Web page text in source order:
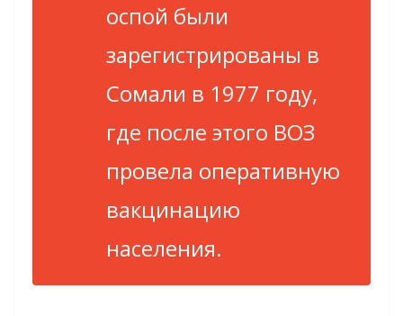
оспой были
зарегистрированы в
Сомали в 1977 году,
где после этого ВОЗ
провела оперативную
вакцинацию
населения.